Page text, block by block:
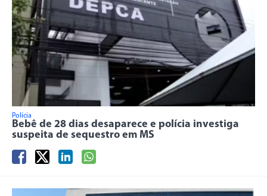
Polícia
Bebê de 28 dias desaparece e polícia investiga
suspeita de sequestro em MS